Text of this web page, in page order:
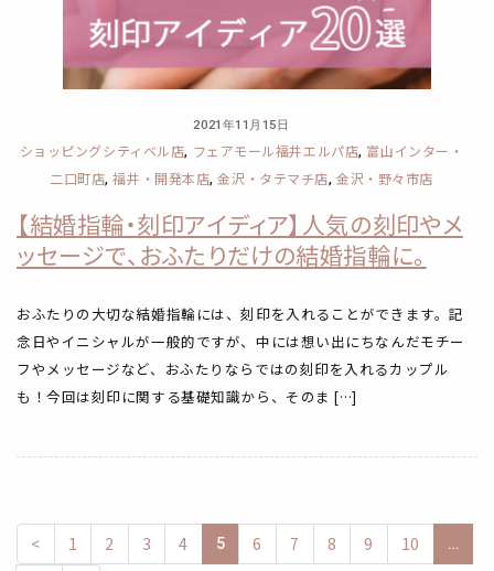
2021年11月15日
ショッピングシティベル店, フェアモール福井エルパ店, 富山インター・
二口町店,福井・開発本店,金沢・タテマチ店,金沢・野々市店
【結婚指輪・刻印アイディア】人気の刻印やメ
ッセージで、おふたりだけの結婚指輪に。
おふたりの大切な結婚指輪には、刻印を入れることができます。記
念日やイニシャルが一般的ですが、中には想い出にちなんだモチー
フやメッセージなど、おふたりならではの刻印を入れるカップル
も！今回は刻印に関する基礎知識から、そのま […]
< 1 2 3 4 5 6 7 8 9 10 …